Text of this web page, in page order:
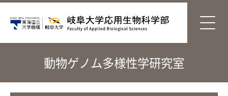
動物ゲノム多様性学研究室